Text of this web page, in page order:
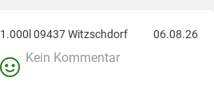
1.000l 09437 Witzschdorf 06.08.26
Kein Kommentar